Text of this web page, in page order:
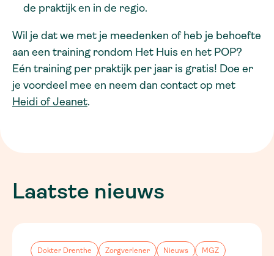
de praktijk en in de regio.
Wil je dat we met je meedenken of heb je behoefte
aan een training rondom Het Huis en het POP?
Eén training per praktijk per jaar is gratis! Doe er
je voordeel mee en neem dan contact op met
Heidi of Jeanet.
Laatste nieuws
Dokter Drenthe Zorgverlener Nieuws MGZ